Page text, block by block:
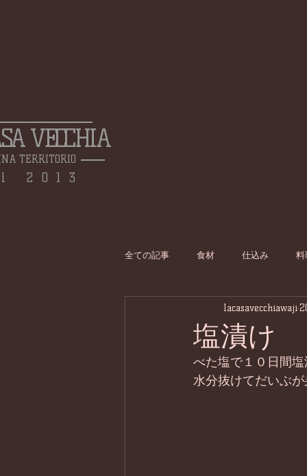
全ての記事 食材 仕込み 料
塩漬け
lacasavecchiawaji
べた塩で１０日間
水分抜けてだいぶ
VECCHIA
TERRITORIO
2013